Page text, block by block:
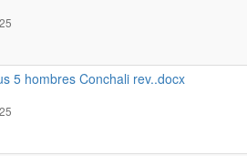
5 hombres Conchali rev..docx